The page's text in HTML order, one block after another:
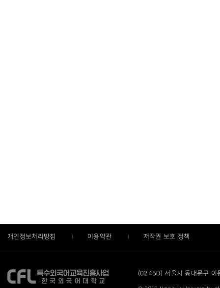
개인정보처리방침 이용약관 저작권 보호 정책
(02450) 서울시 동대문구